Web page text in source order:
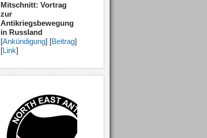
Mitschnitt: Vortrag
zur
Antikriegsbewegung
in Russland
[Ankündigung] [Beitrag]
[Link]